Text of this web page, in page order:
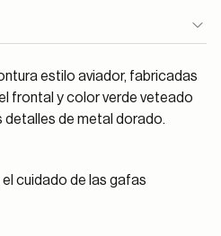
estilo aviador, fabricadas
frontal y color verde veteado
detalles de metal dorado.
el cuidado de las gafas